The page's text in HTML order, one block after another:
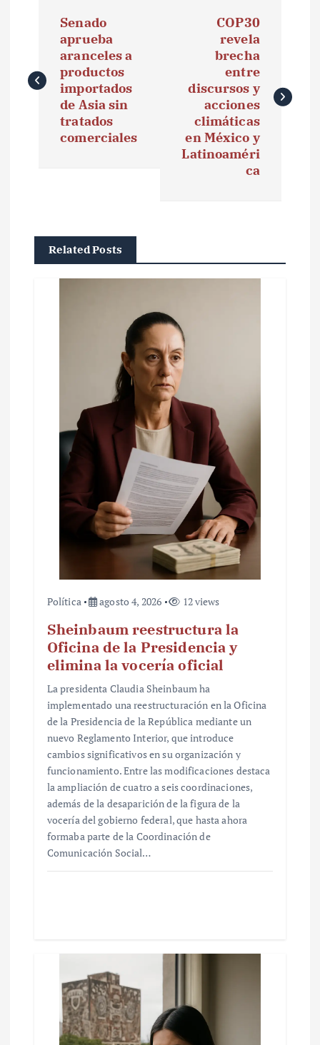
v
e
ó
n
Senado
aprueba
aranceles a
productos
importados
de Asia sin
tratados
comerciales
COP30
revela
brecha
entre
discursos y
acciones
climáticas
en México y
Latinoaméri
ca
Related Posts
Política agosto 4, 2026 12 views
Sheinbaum reestructura la
Oficina de la Presidencia y
elimina la vocería oficial
La presidenta Claudia Sheinbaum ha
implementado una reestructuración en la Oficina
de la Presidencia de la República mediante un
nuevo Reglamento Interior, que introduce
cambios significativos en su organización y
funcionamiento. Entre las modificaciones destaca
la ampliación de cuatro a seis coordinaciones,
además de la desaparición de la figura de la
vocería del gobierno federal, que hasta ahora
formaba parte de la Coordinación de
Comunicación Social…